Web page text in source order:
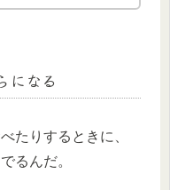
になる
たりするときに、
るんだ。